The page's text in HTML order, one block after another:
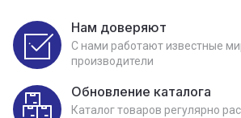
Нам доверяют
С нами работают известные
производители
Обновление каталога
Каталог товаров регулярно